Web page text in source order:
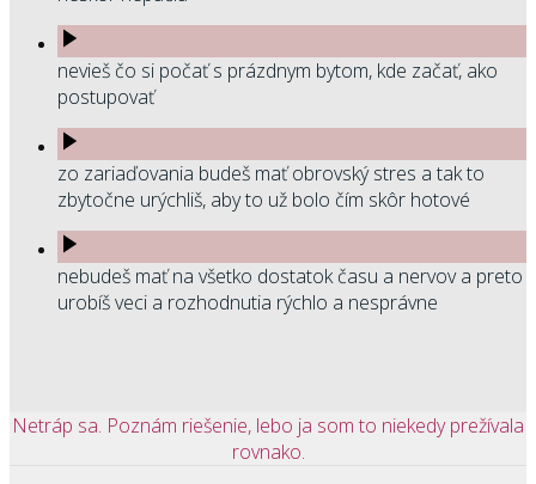
nevieš čo si počať s prázdnym bytom, kde začať, ako
postupovať
zo zariaďovania budeš mať obrovský stres a tak to
zbytočne urýchliš, aby to už bolo čím skôr hotové
nebudeš mať na všetko dostatok času a nervov a preto
urobíš veci a rozhodnutia rýchlo a nesprávne
Netráp sa. Poznám riešenie, lebo ja som to niekedy prežívala
rovnako.